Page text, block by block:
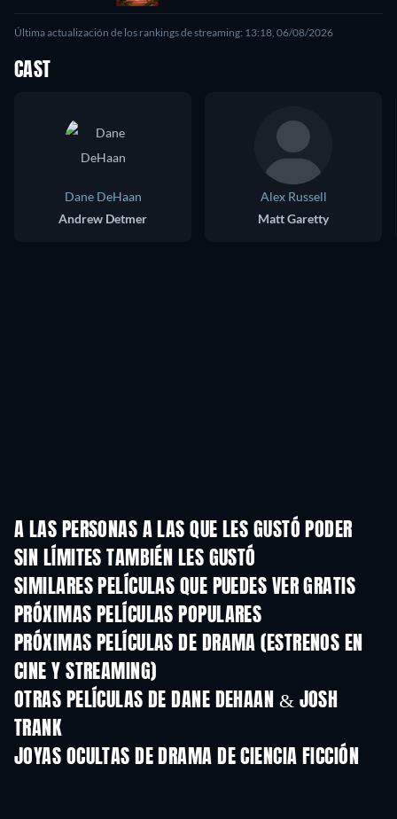
Última actualización de los rankings de streaming: 13:18, 06/08/2026
CAST
Dane DeHaan
Andrew Detmer
Alex Russell
Matt Garetty
A LAS PERSONAS A LAS QUE LES GUSTÓ PODER
SIN LÍMITES TAMBIÉN LES GUSTÓ
SIMILARES PELÍCULAS QUE PUEDES VER GRATIS
PRÓXIMAS PELÍCULAS POPULARES
PRÓXIMAS PELÍCULAS DE DRAMA (ESTRENOS EN
CINE Y STREAMING)
OTRAS PELÍCULAS DE DANE DEHAAN & JOSH
TRANK
JOYAS OCULTAS DE DRAMA DE CIENCIA FICCIÓN